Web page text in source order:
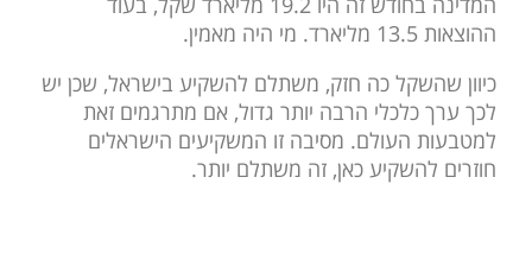
ההוצאות 13.5 מליארד. מי היה מאמין.
כיוון שהשקל כה חזק, משתלם להשקיע בישראל, שכן יש
לכך ערך כלכלי הרבה יותר גדול, אם מתרגמים זאת
למטבעות העולם. מסיבה זו המשקיעים הישראלים
חוזרים להשקיע כאן, זה משתלם יותר.